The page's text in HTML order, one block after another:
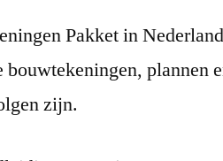
Pakket in
plannen
zijn.